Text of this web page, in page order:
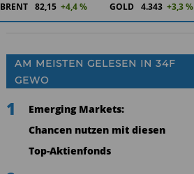
BRENT 82,15 +4,4 % GOLD 4.343 +3,3 %
AM MEISTEN GELESEN IN 34F
GEWO
1
Emerging Markets:
Chancen nutzen mit diesen
Top-Aktienfonds